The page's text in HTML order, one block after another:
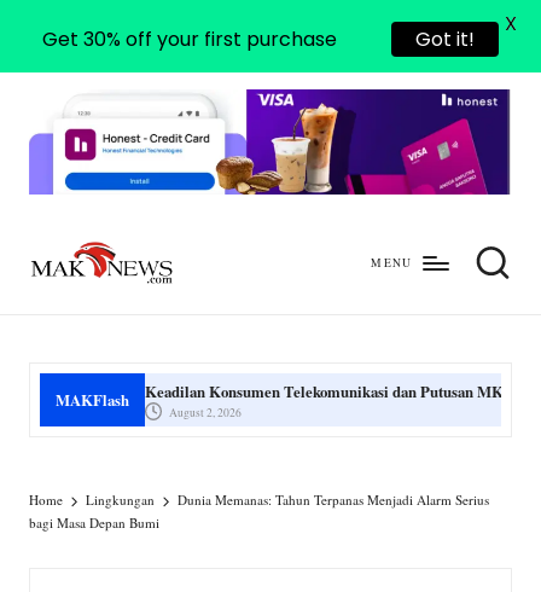
k
-
e
benar
MENU
MAKFlash
Keadilan Konsumen Telekomunikasi dan Putusan MK Ini Dia
Home Lingkungan
Dunia Memanas: Tahun Terpanas Menjadi Alarm Serius
bagi Masa Depan Bumi
Get 30% off your first purchase Got it!
X